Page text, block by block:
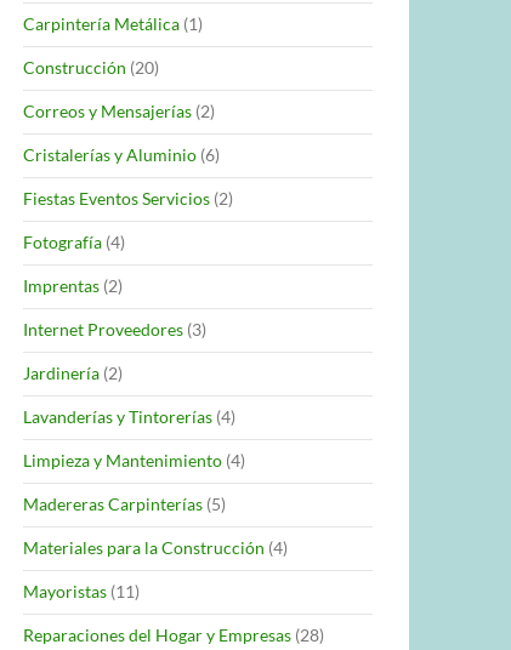
Carpintería Metálica (1)
Construcción (20)
Correos y Mensajerías (2)
Cristalerías y Aluminio (6)
Fiestas Eventos Servicios (2)
Fotografía (4)
Imprentas (2)
Internet Proveedores (3)
Jardinería (2)
Lavanderías y Tintorerías (4)
Limpieza y Mantenimiento (4)
Madereras Carpinterías (5)
Materiales para la Construcción (4)
Mayoristas (11)
Reparaciones del Hogar y Empresas (28)